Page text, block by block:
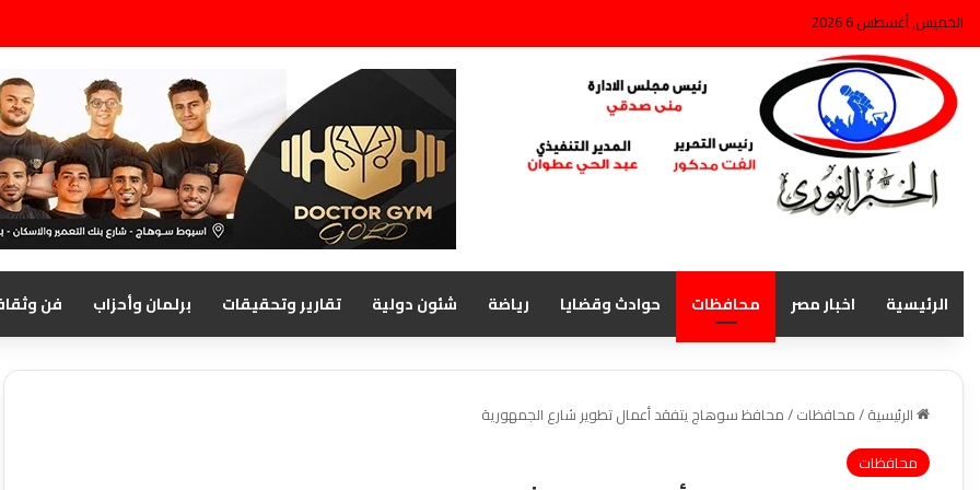
الخميس, أغسطس 6 2026
الرئيسية اخبار مصر محافظات حوادث وقضايا رياضة شئون دولية تقارير وتحقيقات برلمان وأحزاب فن
الرئيسية/محافظات/محافظ سوهاج يتفقد أعمال تطوير شارع الجمهورية
محافظات